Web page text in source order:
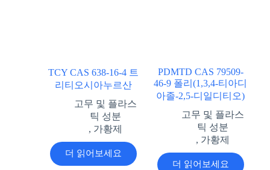
TCY CAS 638-16-4 트
리티오시아누르산
고무 및 플라스
틱 성분
, 가황제
더 읽어보세요
PDMTD CAS 79509-
46-9 폴리(1,3,4-티아디
아졸-2,5-디일디티오)
고무 및 플라스
틱 성분
, 가황제
더 읽어보세요